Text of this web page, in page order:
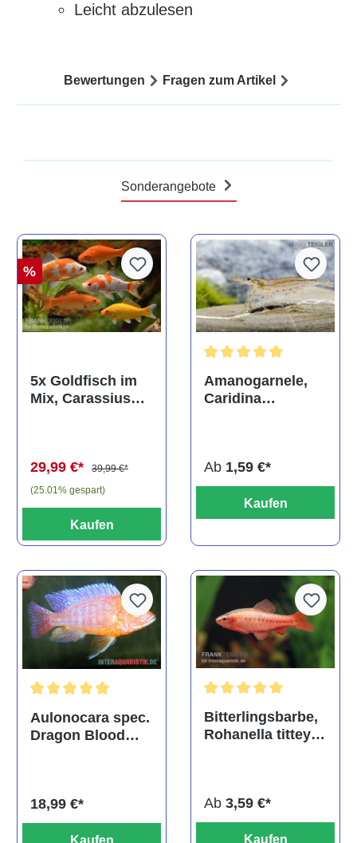
Leicht abzulesen
Bewertungen Fragen zum Artikel
Sonderangebote
%
5x Goldfisch im
Mix, Carassius
29,99 €*
39,99 €*
(25.01% gespart)
Kaufen
Amanogarnele,
Caridina
Ab 1,59 €*
Kaufen
Durchschnittliche Bewertung von 5 von 5 Sternen
Aulonocara spec.
Dragon Blood
18,99 €*
Kaufen
Bitterlingsbarbe,
Rohanella titteya,
Ab 3,59 €*
Kaufen